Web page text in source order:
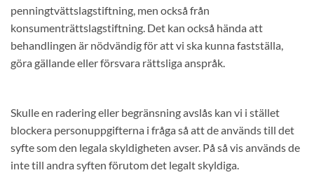
penningtvättslagstiftning, men också från
konsumenträttslagstiftning. Det kan också hända att
behandlingen är nödvändig för att vi ska kunna fastställa,
göra gällande eller försvara rättsliga anspråk.
Skulle en radering eller begränsning avslås kan vi i stället
blockera personuppgifterna i fråga så att de används till det
syfte som den legala skyldigheten avser. På så vis används de
inte till andra syften förutom det legalt skyldiga.